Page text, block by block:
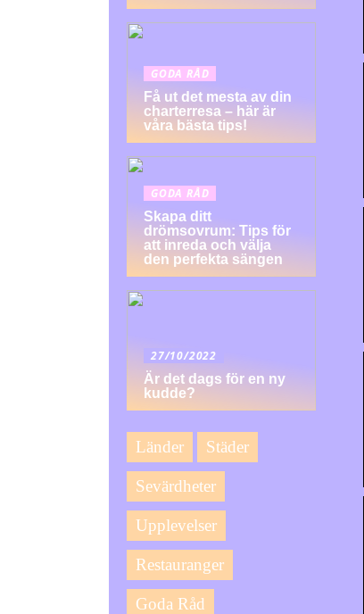
GODA RÅD
Få ut det mesta av din
charterresa – här är
våra bästa tips!
GODA RÅD
Skapa ditt
drömsovrum: Tips för
att inreda och välja
den perfekta sängen
27/10/2022
Är det dags för en ny
kudde?
Länder Städer
Sevärdheter
Upplevelser
Restauranger
Goda Råd